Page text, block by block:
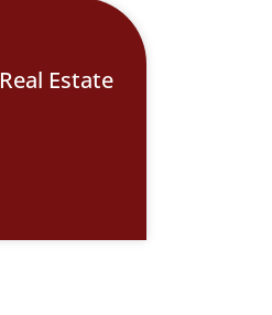
Real Estate